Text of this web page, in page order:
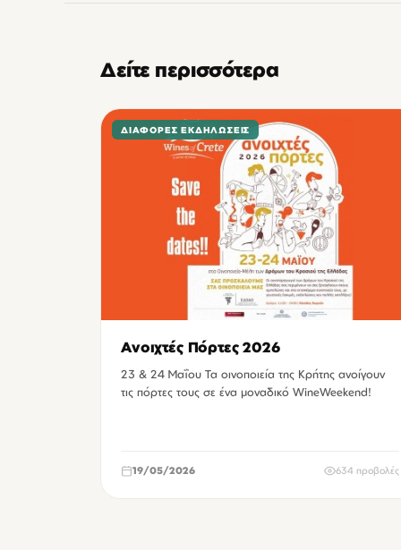
Δείτε περισσότερα
ΔΙΆΦΟΡΕΣ ΕΚΔΗΛΏΣΕΙΣ
Ανοιχτές Πόρτες 2026
23 & 24 Μαΐου Τα οινοποιεία της Κρήτης ανοίγουν
τις πόρτες τους σε ένα μοναδικό WineWeekend!
19/05/2026 634 προβολές